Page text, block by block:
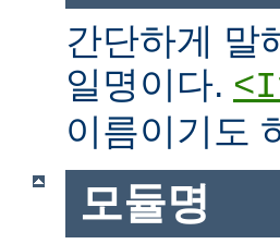
간단하게 말
일명이다.
이름이기도
모듈명